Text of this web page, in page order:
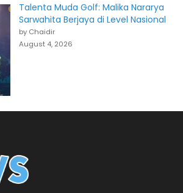
Talenta Muda Golf: Malika Nararya
Sarwahita Berjaya di Level Nasional
by Chaidir
August 4, 2026